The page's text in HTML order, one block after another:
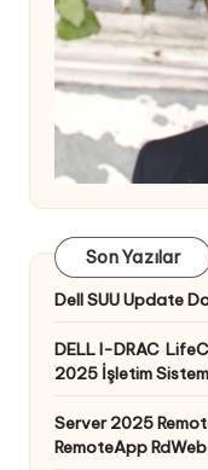
Son Yazılar
Dell SUU Update
DELL I-DRAC
2025 İşletim
Server 2025
RemoteApp